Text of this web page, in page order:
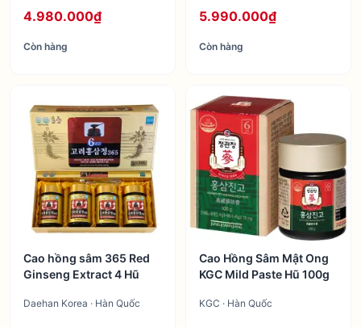
4.980.000₫
Còn hàng
5.990.000₫
Còn hàng
Cao hồng sâm 365 Red
Ginseng Extract 4 Hũ
Daehan Korea · Hàn Quốc
Cao Hồng Sâm Mật Ong
KGC Mild Paste Hũ 100g
KGC · Hàn Quốc